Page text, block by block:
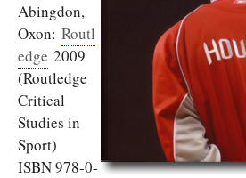
Abingdon,
Oxon: Routl
edge 2009
(Routledge
Critical
Studies in
Sport)
ISBN 978-0-